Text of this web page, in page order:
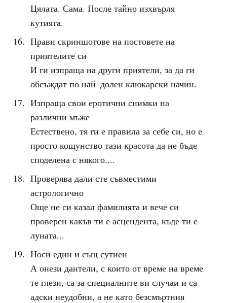
Цялата. Сама. После тайно изхвърля
кутията.
Прави скриншотове на постовете на
приятелите си
И ги изпраща на други приятели, за да ги
обсъждат по най–долен клюкарски начин.
Изпраща свои еротични снимки на
различни мъже
Естествено, тя ги е правила за себе си, но е
просто кощунство тази красота да не бъде
споделена с някого....
Проверява дали сте съвместими
астрологично
Още не си казал фамилията и вече си
проверен какъв ти е асцендента, къде ти е
луната...
Носи един и същ сутиен
А онези дантели, с които от време на време
те глези, са за специалните ви случаи и са
адски неудобни, а не като безсмъртния